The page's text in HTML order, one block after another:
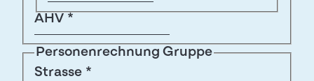
AHV *
Personenrechnung Gruppe
Strasse *